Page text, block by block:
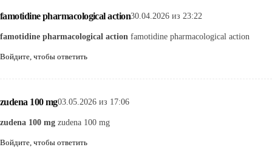
famotidine pharmacological action30.04.2026 из 23:22
famotidine pharmacological action famotidine pharmacological action
Войдите, чтобы ответить
zudena 100 mg03.05.2026 из 17:06
zudena 100 mg zudena 100 mg
Войдите, чтобы ответить